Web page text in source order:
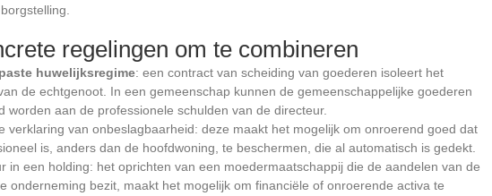
regelingen om te combineren
huwelijksregime: een contract van scheiding van goederen isoleert het
de echtgenoot. In een gemeenschap kunnen de gemeenschappelijke goederen
worden aan de professionele schulden van de directeur.
verklaring van onbeslagbaarheid: deze maakt het mogelijk om onroerend goed dat
is, anders dan de hoofdwoning, te beschermen, die al automatisch is gedekt.
in een holding: het oprichten van een moedermaatschappij die de aandelen van de
onderneming bezit, maakt het mogelijk om financiële of onroerende activa te